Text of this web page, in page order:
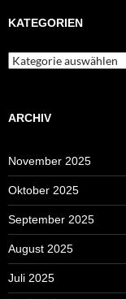
KATEGORIEN
Kategorien
ARCHIV
November 2025
Oktober 2025
September 2025
August 2025
Juli 2025